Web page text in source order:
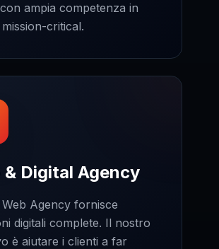
ampia competenza in
critical.
& Digital Agency
Agency fornisce
digitali complete. Il nostro
è aiutare i clienti a far